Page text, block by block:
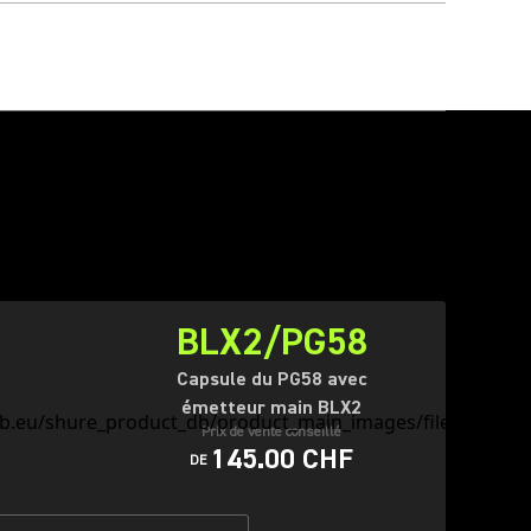
BLX2/PG58
Capsule du PG58 avec
émetteur main BLX2
Prix de vente conseillé
DE 145.00 CHF